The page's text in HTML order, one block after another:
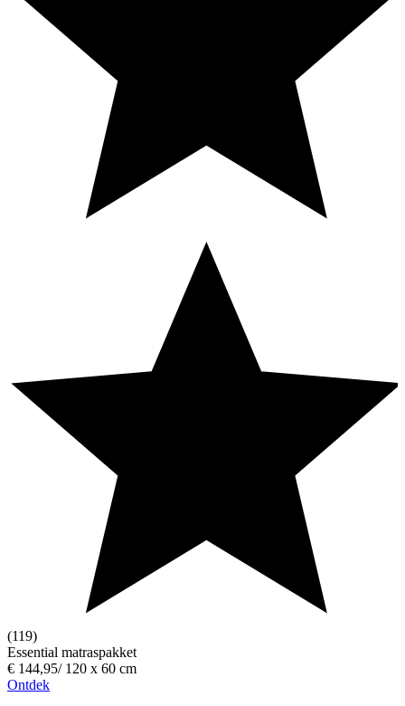
(119)
Essential matraspakket
€ 144,95/ 120 x 60 cm
Ontdek